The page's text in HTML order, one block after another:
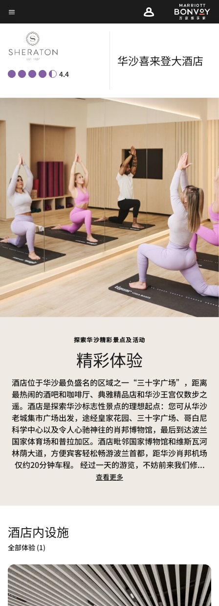
Skip
to
main
content
菜单文本
4.4
华沙喜来登大酒店
探索华沙精彩景点及活动
精彩体验
酒店位于华沙最负盛名的区域之一“三十字广场”，距离
最热闹的酒吧和咖啡厅、典雅精品店和华沙王宫仅数步之
遥。酒店是探索华沙标志性景点的理想起点：您可从华沙
老城集市广场出发，途经皇家花园、三十字广场、哥白尼
科学中心以及令人心驰神往的肖邦博物馆，最后到达波兰
国家体育场和普拉加区。酒店毗邻国家博物馆和维斯瓦河
林荫大道，方便宾客轻松畅游波兰首都，距华沙肖邦机场
仅约20分钟车程。 经过一天的游览，不妨前来我们修...
查看更多
酒店内设施
全部体验 (1)